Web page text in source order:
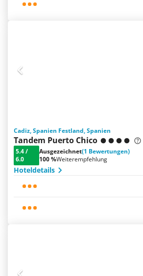
Cadiz, Spanien Festland, Spanien
Tandem Puerto Chico
5.4/
6.0
Ausgezeichnet(1 Bewertungen)
100 %Weiterempfehlung
Hoteldetails